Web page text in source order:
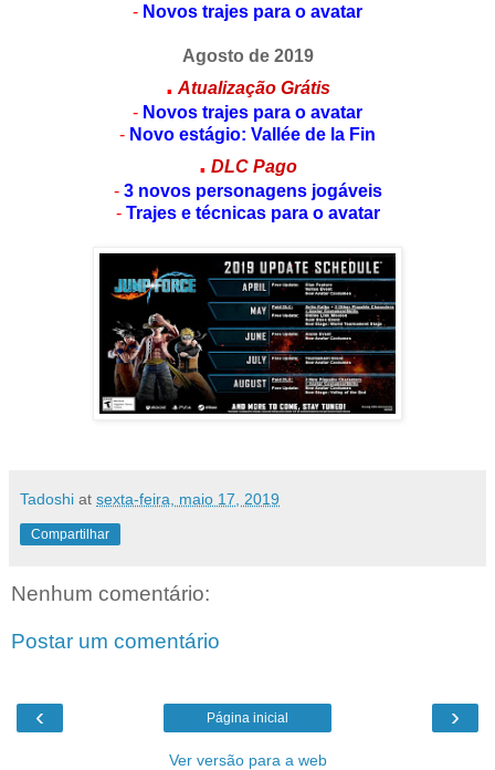
- Novos trajes para o avatar
Agosto de 2019
. Atualização Grátis
- Novos trajes para o avatar
- Novo estágio: Vallée de la Fin
. DLC Pago
- 3 novos personagens jogáveis
- Trajes e técnicas para o avatar
Tadoshi at sexta-feira, maio 17, 2019
Compartilhar
Nenhum comentário:
Postar um comentário
‹ ›
Página inicial
Ver versão para a web